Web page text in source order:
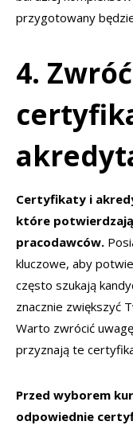
przygotowany
4.
Certyfikaty i
które potwierdzają
pracodawców.
kluczowe, aby
często szukają
znacznie zwiększyć
Warto zwrócić
przyznają te
Przed wyborem
odpowiednie